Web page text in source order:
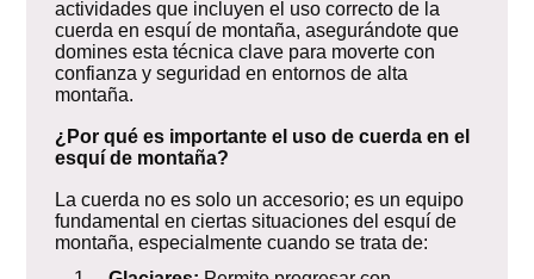
actividades que incluyen el uso correcto de la
cuerda en esquí de montaña, asegurándote que
domines esta técnica clave para moverte con
confianza y seguridad en entornos de alta
montaña.
¿Por qué es importante el uso de cuerda en el
esquí de montaña?
La cuerda no es solo un accesorio; es un equipo
fundamental en ciertas situaciones del esquí de
montaña, especialmente cuando se trata de: